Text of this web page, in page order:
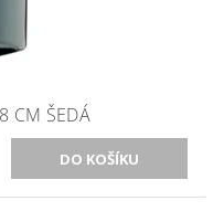
CM ŠEDÁ